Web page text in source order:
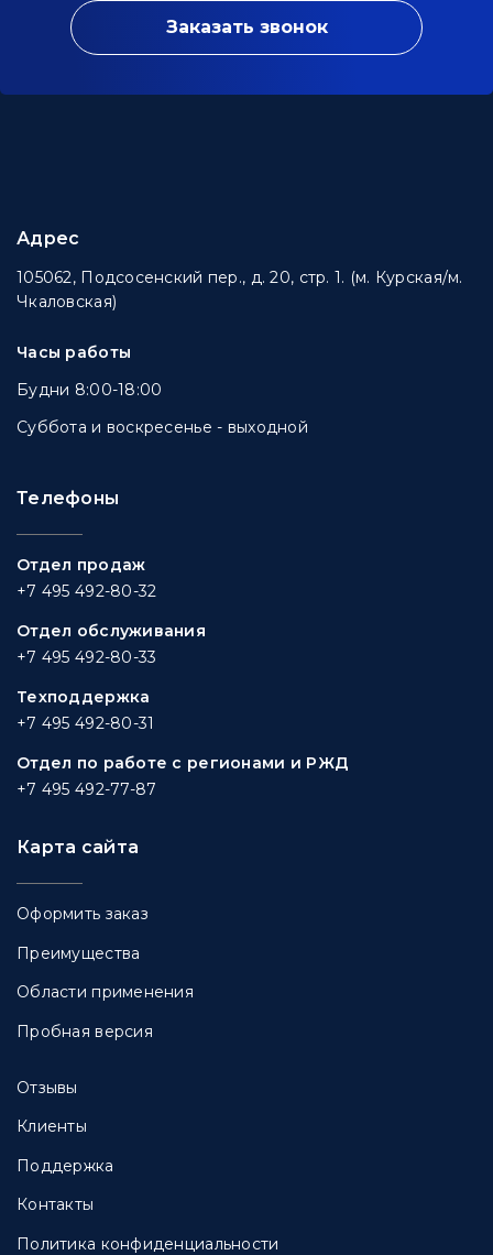
Заказать звонок
Адрес
105062, Подсосенский пер., д. 20, стр. 1. (м. Курская/м.
Чкаловская)
Часы работы
Будни 8:00-18:00
Суббота и воскресенье - выходной
Телефоны
Отдел продаж
+7 495 492-80-32
Отдел обслуживания
+7 495 492-80-33
Техподдержка
+7 495 492-80-31
Отдел по работе с регионами и РЖД
+7 495 492-77-87
Карта сайта
Оформить заказ
Преимущества
Области применения
Пробная версия
Отзывы
Клиенты
Поддержка
Контакты
Политика конфиденциальности